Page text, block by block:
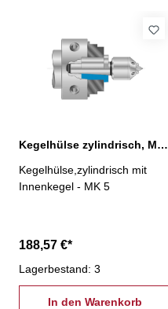
Kegelhülse zylindrisch, MK 5
Kegelhülse,zylindrisch mit
Innenkegel - MK 5
188,57 €*
Lagerbestand: 3
In den Warenkorb